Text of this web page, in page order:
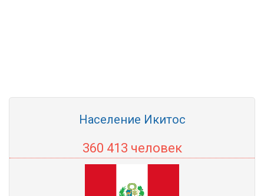
Население Икитос
360 413 человек